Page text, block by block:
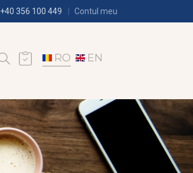
+40 356 100 449 Contul meu
RO EN